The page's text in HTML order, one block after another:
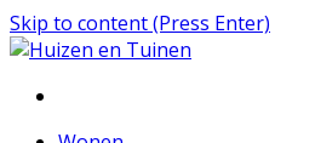
Skip to content (Press Enter)
Huizen en Tuinen
Inspiratie voor wonen en tuinieren